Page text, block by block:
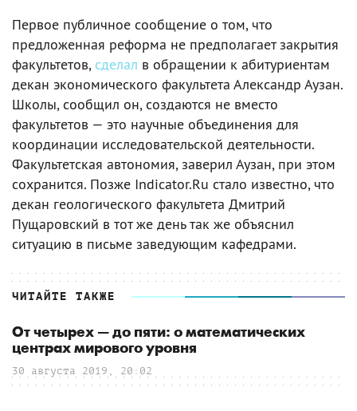
Первое публичное сообщение о том, что
предложенная реформа не предполагает закрытия
факультетов, сделал в обращении к абитуриентам
декан экономического факультета Александр Аузан.
Школы, сообщил он, создаются не вместо
факультетов — это научные объединения для
координации исследовательской деятельности.
Факультетская автономия, заверил Аузан, при этом
сохранится. Позже Indicator.Ru стало известно, что
декан геологического факультета Дмитрий
Пущаровский в тот же день так же объяснил
ситуацию в письме заведующим кафедрами.
ЧИТАЙТЕ ТАКЖЕ
От четырех — до пяти: о математических
центрах мирового уровня
30 августа 2019, 20:02